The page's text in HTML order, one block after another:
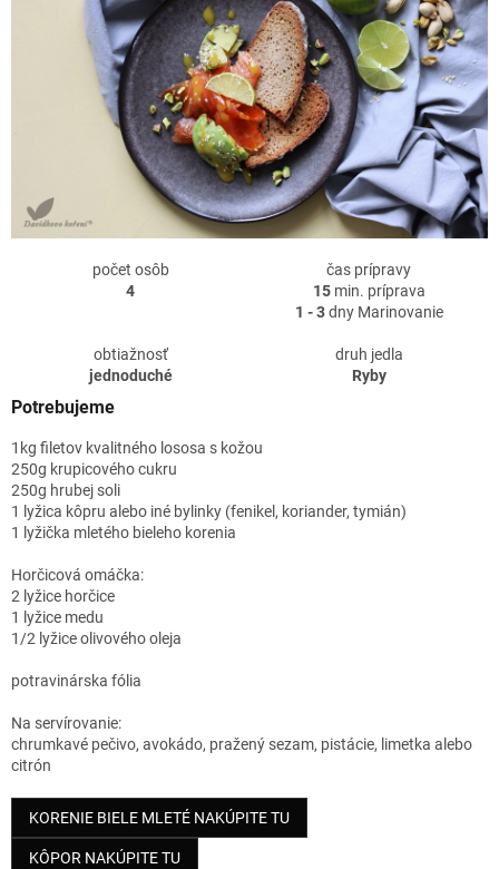
počet osôb
4
čas prípravy
15min. príprava
1 - 3dny Marinovanie
obtiažnosť
jednoduché
druh jedla
Ryby
Potrebujeme
1kg filetov kvalitného lososa s kožou
250g krupicového cukru
250g hrubej soli
1 lyžica kôpru alebo iné bylinky (fenikel, koriander, tymián)
1 lyžička mletého bieleho korenia
Horčicová omáčka:
2 lyžice horčice
1 lyžice medu
1/2 lyžice olivového oleja
potravinárska fólia
Na servírovanie:
chrumkavé pečivo, avokádo, pražený sezam, pistácie, limetka alebo
citrón
KORENIE BIELE MLETÉ NAKÚPITE TU
KÔPOR NAKÚPITE TU